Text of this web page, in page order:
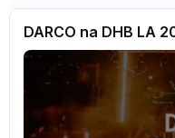
DARCO na DHB LA